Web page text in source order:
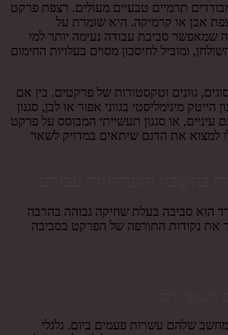
תרמיים טבעיים מעולים. רצפת פרקט
אבן או קרמיקה. היא שומרת על
שמאפשר סביבת עבודה נעימה יותר למי
ומוביל לחיסכון מסוים בעלויות החימום
גוונים וטקסטורות של פרקטים. בין אם
מינימליסטי בגווני אפור או לבן, סגנון
עיניים, או סגנון תעשייתי המבוסס על פרקט
למצוא את הדגם שיתאים במדויק לשאר
הוא סביבה בעלת שחיקה גבוהה בהרבה
את נקודות התורפה של הפרקט בסביבה
שלהם עשרות פעמים ביום. גלגלי